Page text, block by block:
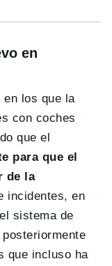
en
los que la
con coches
que el
para que el
de la
incidentes, en
sistema de
que incluso ha